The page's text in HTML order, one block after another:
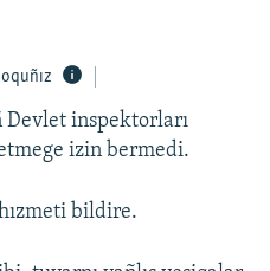
Devlet inspektorları
izin bermedi.
bildire.